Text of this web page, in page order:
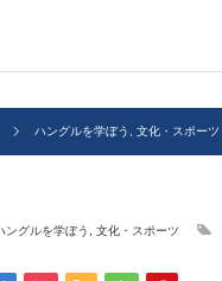
ハングルを学ぼう 文化・スポーツ
ングルを学ぼう 文化・スポーツ